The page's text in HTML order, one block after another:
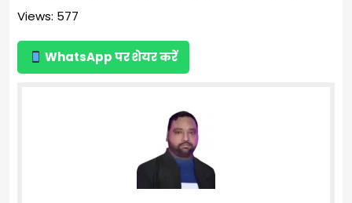
Views: 577
WhatsApp पर शेयर करें